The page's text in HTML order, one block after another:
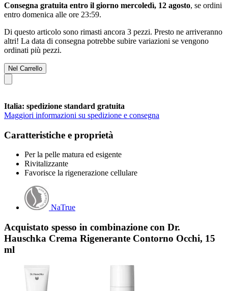
Consegna gratuita entro il giorno mercoledì, 12 agosto, se ordini
entro domenica alle ore 23:59.
Di questo articolo sono rimasti ancora 3 pezzi. Presto ne arriveranno
altri! La data di consegna potrebbe subire variazioni se vengono
ordinati più pezzi.
Nel Carrello
Italia: spedizione standard gratuita
Maggiori informazioni su spedizione e consegna
Caratteristiche e proprietà
Per la pelle matura ed esigente
Rivitalizzante
Favorisce la rigenerazione cellulare
NaTrue
Acquistato spesso in combinazione con Dr.
Hauschka Crema Rigenerante Contorno Occhi, 15
ml